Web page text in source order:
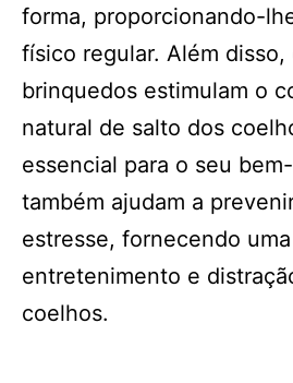
forma, proporcionando-
físico regular. Além disso,
brinquedos estimulam o
natural de salto dos
essencial para o seu
também ajudam a
estresse, fornecendo
entretenimento e
coelhos.